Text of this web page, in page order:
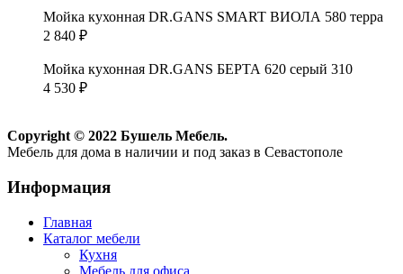
Мойка кухонная DR.GANS SMART ВИОЛА 580 терра
2 840 ₽
Мойка кухонная DR.GANS БЕРТА 620 серый 310
4 530 ₽
Copyright © 2022 Бушель Мебель.
Мебель для дома в наличии и под заказ в Севастополе
Информация
Главная
Каталог мебели
Кухня
Мебель для офиса